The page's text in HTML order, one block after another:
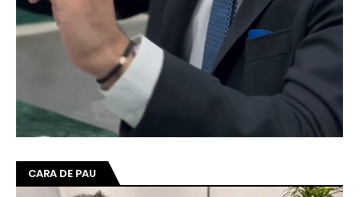
CARA DE PAU